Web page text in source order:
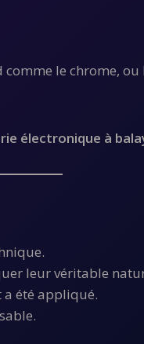
le chrome,
électronique à
leur véritable
a été appliqué.